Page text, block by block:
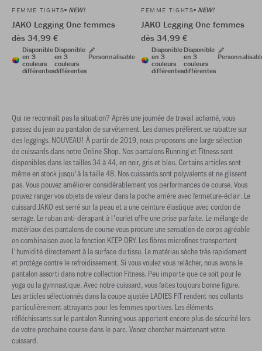
FEMME TIGHTS NEW!
JAKO Legging One femmes
dès 34,99 €
Disponible
en 3
couleurs
différentes
Disponible
en 3
couleurs
différentes
Personnalisable
FEMME TIGHTS NEW!
JAKO Legging One femmes
dès 34,99 €
Disponible
en 3
couleurs
différentes
Disponible
en 3
couleurs
différentes
Qui ne reconnaît pas la situation? Après une journée de travail acharné, vous
passez du jean au pantalon de survêtement. Les dames préfèrent se rabattre sur
des leggings. NOUVEAU! À partir de 2019, nous proposons une large sélection
de cuissards dans notre Online Shop. Nos pantalons Running et Fitness sont
disponibles dans les tailles 34 à 44, en noir, gris et bleu. Certains articles sont
même en stock jusqu'à la taille 48. Nos cuissards sont polyvalents et ne glissent
pas. Vous pouvez améliorer considérablement vos performances de course. Vous
pouvez ranger vos objets de valeur dans la poche arrière avec fermeture-éclair. Le
cuissard JAKO est serré sur la peau et a une ceinture élastique avec cordon de
serrage. Le ruban anti-dérapant à l'ourlet offre une prise parfaite. Le mélange de
matériaux des pantalons de course vous procure une sensation de corps agréable
en combinaison avec la fonction KEEP DRY. Les fibres microfines transportent
l'humidité directement à la surface du tissu. Le matériau sèche très rapidement
et protège contre le refroidissement. Si vous voulez vous relâcher, nous avons le
pantalon assorti dans notre collection Fitness. Peu importe que ce soit pour le
yoga ou la gymnastique. Avec notre cuissard, vous faites toujours bonne figure.
Les articles sélectionnés dans la coupe ajustée LADIES FIT rendent nos collants
particulièrement attrayants pour les femmes sportives. Les éléments
réfléchissants sur le pantalon Running vous apportent encore plus de sécurité lors
de votre prochaine course dans le parc. Venez chercher maintenant votre
cuissard.